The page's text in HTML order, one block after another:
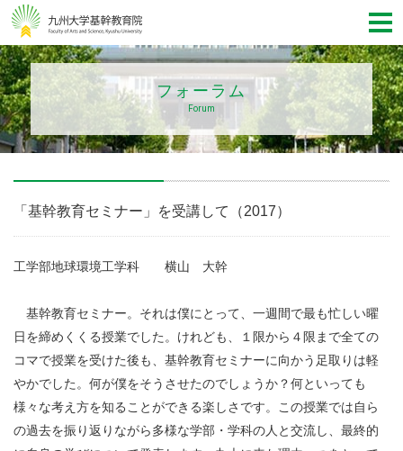
フォーラム
Forum
「基幹教育セミナー」を受講して（2017）
工学部地球環境工学科 横山 大幹
基幹教育セミナー。それは僕にとって、一週間で最も忙しい曜
日を締めくくる授業でした。けれども、１限から４限まで全ての
コマで授業を受けた後も、基幹教育セミナーに向かう足取りは軽
やかでした。何が僕をそうさせたのでしょうか？何といっても
様々な考え方を知ることができる楽しさです。この授業では自ら
の過去を振り返りながら多様な学部・学科の人と交流し、最終的